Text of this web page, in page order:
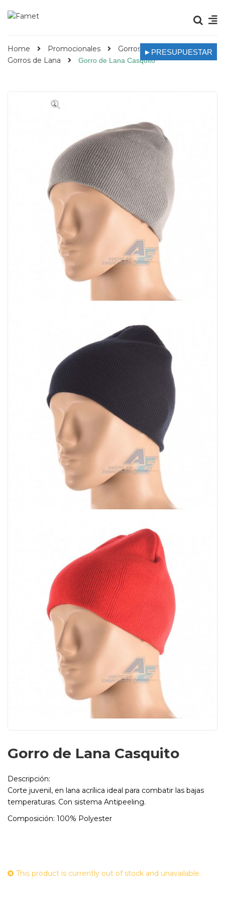
Home Promocionales
Gorros Promocionales
Gorros de Lana
Gorro de Lana Casquito
🔍
Gorro de Lana Casquito
Descripción:
Corte juvenil, en lana acrílica ideal para combatir las bajas
temperaturas. Con sistema Antipeeling.
Composición: 100% Polyester
This product is currently out of stock and unavailable.
►PRESUPUESTAR